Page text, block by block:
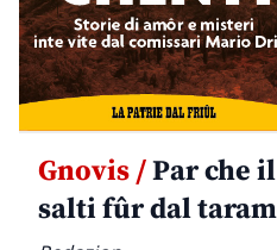
Gnovis /Par che
salti fûr dal